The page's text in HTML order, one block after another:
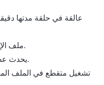
ملف الإخراج بحجم 1 كيلوبايت أو تالف.
يحدث عطل أثناء نسخ الأقراص المحمية.
تشغيل متقطع في الملف